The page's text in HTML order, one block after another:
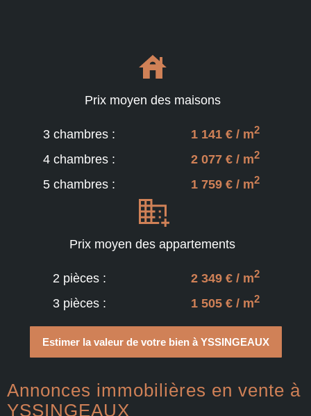
Prix moyen des maisons
3 chambres : 1 141 € / m2
4 chambres : 2 077 € / m2
5 chambres : 1 759 € / m2
Prix moyen des appartements
2 pièces : 2 349 € / m2
3 pièces : 1 505 € / m2
Estimer la valeur de votre bien à YSSINGEAUX
Annonces immobilières en vente à
YSSINGEAUX